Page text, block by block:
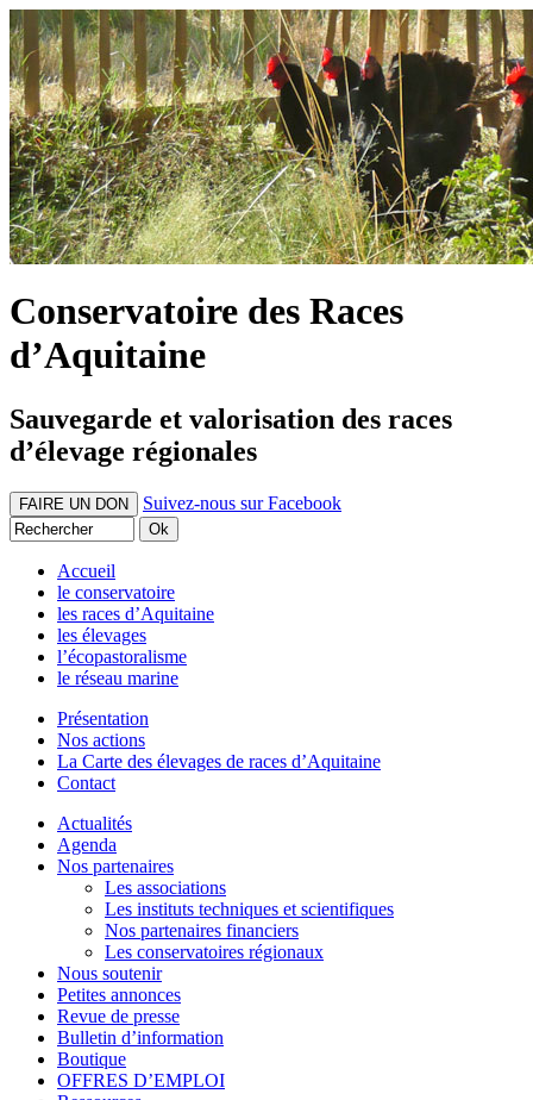
Conservatoire des Races
d’Aquitaine
Sauvegarde et valorisation des races
d’élevage régionales
FAIRE UN DON Suivez-nous sur Facebook
Accueil
le conservatoire
les races d’Aquitaine
les élevages
l’écopastoralisme
le réseau marine
Présentation
Nos actions
La Carte des élevages de races d’Aquitaine
Contact
Actualités
Agenda
Nos partenaires
Les associations
Les instituts techniques et scientifiques
Nos partenaires financiers
Les conservatoires régionaux
Nous soutenir
Petites annonces
Revue de presse
Bulletin d’information
Boutique
OFFRES D’EMPLOI